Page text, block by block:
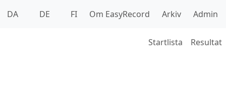
DA DE FI Om EasyRecord Arkiv Admin
Startlista Resultat